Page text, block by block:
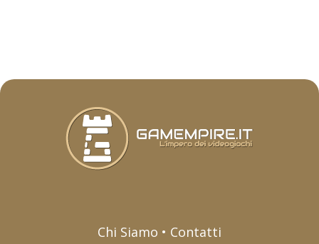
Chi Siamo • Contatti